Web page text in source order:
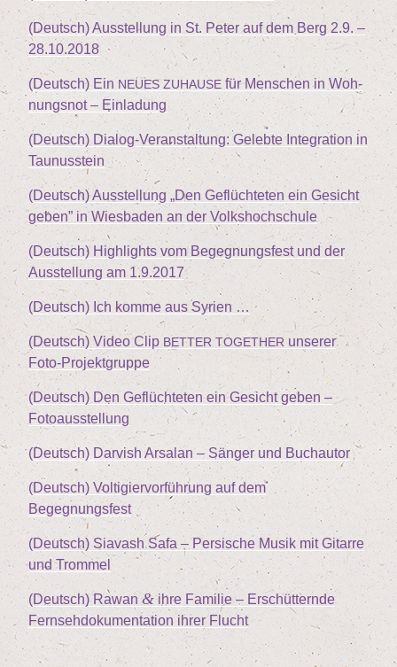
(Deutsch) Aus­stel­lung in St. Peter auf dem Berg2.9. –
28.10.2018
(Deutsch) EinNEUES ZUHAUSE für Men­schen in Woh­
nungs­not – Einladung
(Deutsch) Dia­log-Ver­an­stal­tung: Geleb­te Inte­gra­ti­on in
Taunusstein
(Deutsch) Aus­stel­lung „Den Geflüch­te­ten ein Gesicht
geben” in Wies­ba­den an der Volkshochschule
(Deutsch) High­lights vom Begeg­nungs­fest und der
Aus­stel­lung am 1.9.2017
(Deutsch) Ich kom­me aus Syrien …
(Deutsch) Video ClipBETTER TOGETHER unse­rer
Foto-Projektgruppe
(Deutsch) Den Geflüch­te­ten ein Gesicht geben –
Fotoausstellung
(Deutsch) Dar­vish Arsalan – Sän­ger und Buchautor
(Deutsch) Vol­ti­gier­vor­füh­rung auf dem
Begegnungsfest
(Deutsch) Sia­vash Safa – Per­si­sche Musik mit Gitar­re
und Trommel
(Deutsch) Rawan&ihre Fami­lie – Erschüt­tern­de
Fern­seh­do­ku­men­ta­ti­on ihrer Flucht